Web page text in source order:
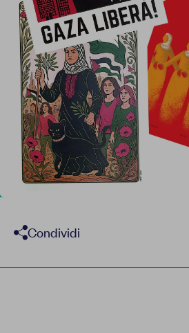
Report
Newsletter
FacebookInstagram
Condividi